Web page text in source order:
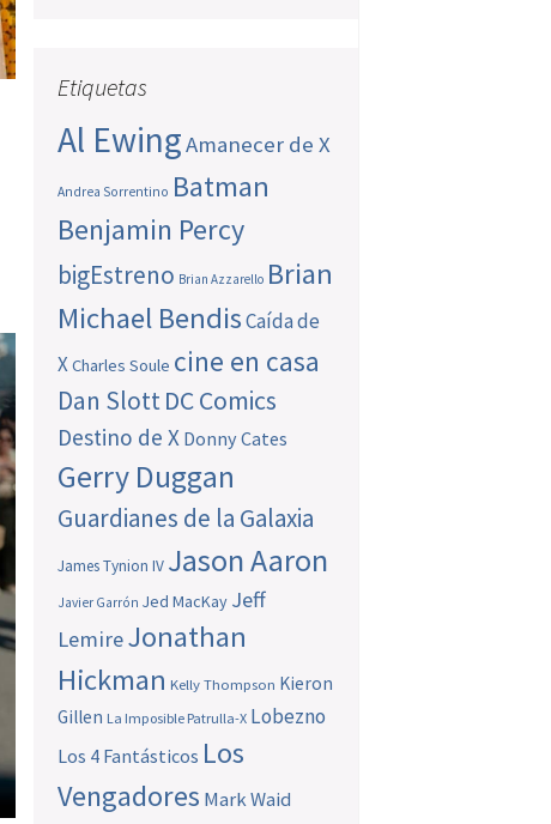
Etiquetas
Al EwingAmanecer de X
Andrea Sorrentino Batman
Benjamin Percy
bigEstreno Brian Azzarello Brian
Michael BendisCaída de
XCharles Soule cine en casa
Dan SlottDC Comics
Destino de X Donny Cates
Gerry Duggan
Guardianes de la Galaxia
James Tynion IV Jason Aaron
Javier Garrón Jed MacKay Jeff
LemireJonathan
Hickman Kelly Thompson Kieron
Gillen La Imposible Patrulla-X Lobezno
Los 4 Fantásticos Los
Vengadores Mark Waid